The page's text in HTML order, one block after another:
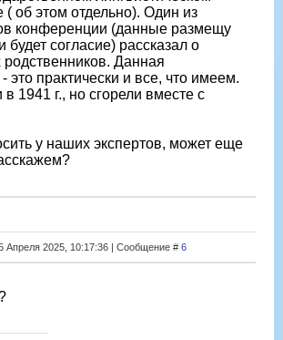
( об этом отдельно). Один из
конференции (данные размещу
будет согласие) рассказал о
родственников. Данная
это практически и все, что имеем.
1941 г., но сгорели вместе с
у наших экспертов, может еще
Апреля 2025, 10:17:36 | Сообщение # 6